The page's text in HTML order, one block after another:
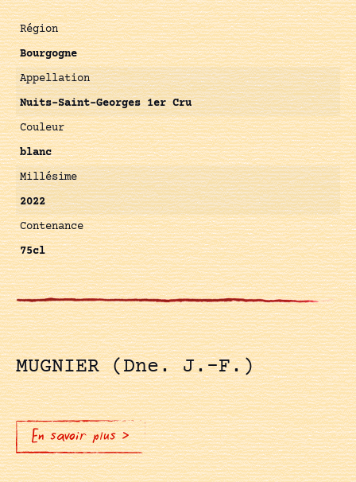
Région
Bourgogne
Appellation
Nuits-Saint-Georges 1er Cru
Couleur
blanc
Millésime
2022
Contenance
75cl
MUGNIER (Dne. J.-F.)
En savoir plus >